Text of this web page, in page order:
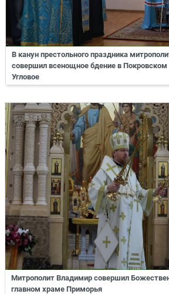
В канун престольного праздника
совершил всенощное бдение в Покровском
Угловое
Митрополит Владимир совершил
главном храме Приморья